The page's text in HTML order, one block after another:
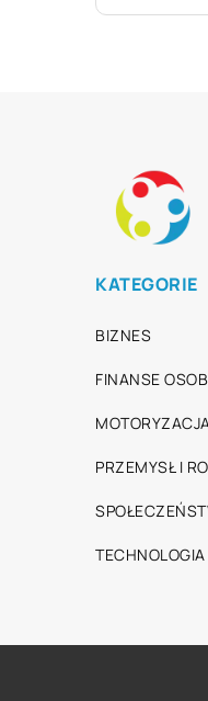
KATEGORIE
BIZNES
FINANSE
PRZEMYSŁ I